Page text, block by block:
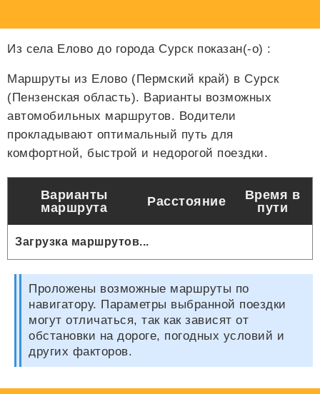
Из села Елово до города Сурск показан(-о) :
Маршруты из Елово (Пермский край) в Сурск
(Пензенская область). Варианты возможных
автомобильных маршрутов. Водители
прокладывают оптимальный путь для
комфортной, быстрой и недорогой поездки.
Варианты
маршрута
Расстояние
Время в
пути
Загрузка маршрутов...
Проложены возможные маршруты по
навигатору. Параметры выбранной поездки
могут отличаться, так как зависят от
обстановки на дороге, погодных условий и
других факторов.